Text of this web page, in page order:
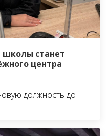
школы станет
центра
должность до